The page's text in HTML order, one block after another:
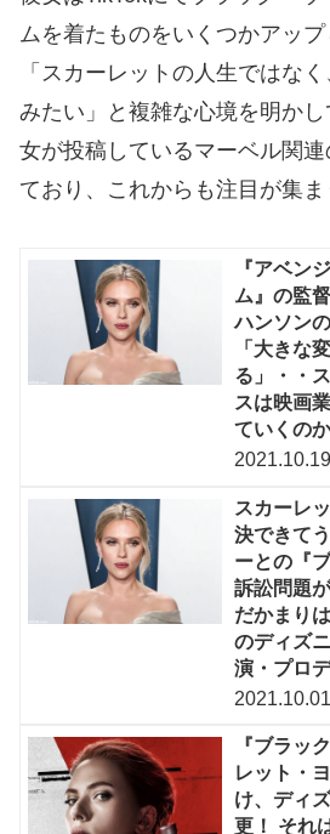
ムを着たものをいくつかアッ
「スカーレットの人生ではな
みたい」と複雑な心境を明か
女が投稿しているマーベル関
ており、これからも注目が集ま
『アベン
ム』の監
ハンソン
「大きな
る」・・
スは映画
ていくの
2021.10.19
スカーレ
決できて
ーとの『
訴訟問題
だかまり
のディズ
演・プロ
2021.10.01
『ブラッ
レット・
け、ディ
更！ それ